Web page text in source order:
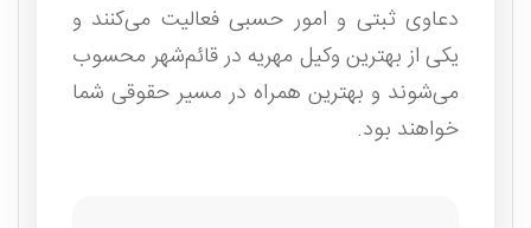
دعاوی ثبتی و امور حسبی فعالیت می‌کنند و
یکی از بهترین وکیل مهریه در قائم‌شهر محسوب
می‌شوند و بهترین همراه در مسیر حقوقی شما
خواهند بود.